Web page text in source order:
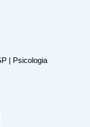
| Psicologia